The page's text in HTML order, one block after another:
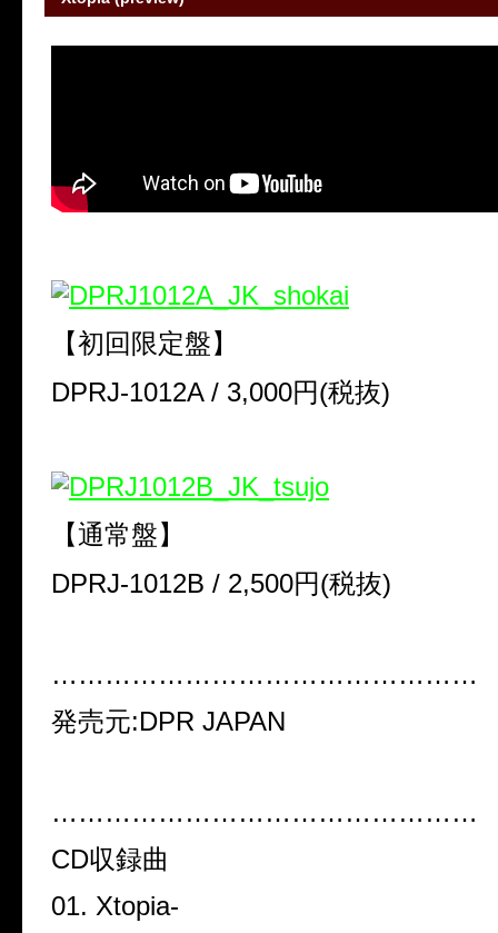
【初回限定盤】
DPRJ-1012A / 3,000円(税抜)
【通常盤】
DPRJ-1012B / 2,500円(税抜)
…………………………………………
発売元:DPR JAPAN
…………………………………………
CD収録曲
01. Xtopia-